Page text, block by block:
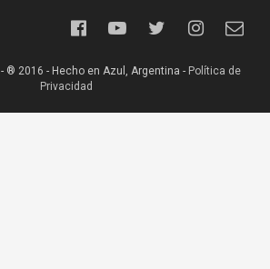
® 2016 - Hecho en Azul, Argentina - Política de
Privacidad